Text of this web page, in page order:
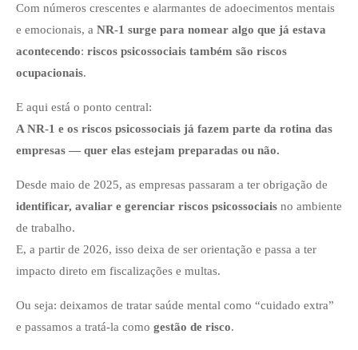
Com números crescentes e alarmantes de adoecimentos mentais
e emocionais, a NR-1 surge para nomear algo que já estava
acontecendo: riscos psicossociais também são riscos
ocupacionais.
E aqui está o ponto central:
A NR-1 e os riscos psicossociais já fazem parte da rotina das
empresas — quer elas estejam preparadas ou não.
Desde maio de 2025, as empresas passaram a ter obrigação de
identificar, avaliar e gerenciar riscos psicossociais no ambiente
de trabalho.
E, a partir de 2026, isso deixa de ser orientação e passa a ter
impacto direto em fiscalizações e multas.
Ou seja: deixamos de tratar saúde mental como “cuidado extra”
e passamos a tratá-la como gestão de risco.